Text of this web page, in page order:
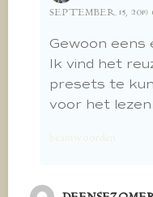
SEPTEMBER 15, 2019
Gewoon eens
Ik vind het
presets te
voor het lezen
beantwoorden